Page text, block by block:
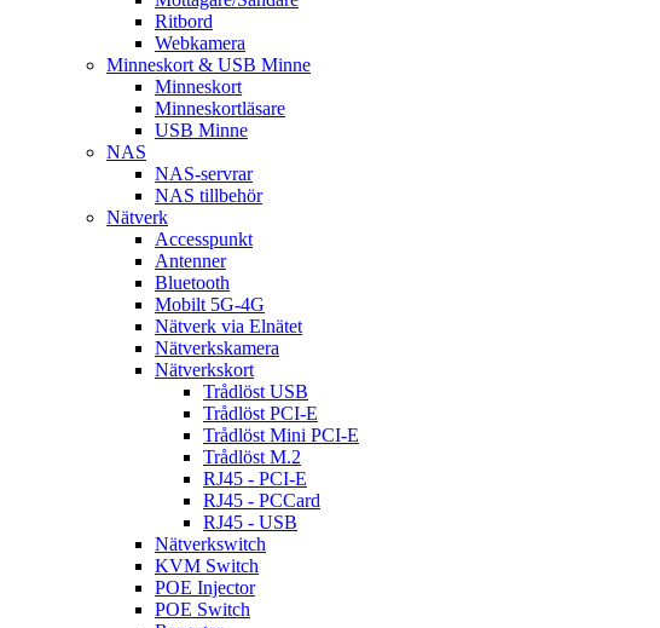
Ritbord
Webkamera
Minneskort & USB Minne
Minneskort
Minneskortläsare
USB Minne
NAS
NAS-servrar
NAS tillbehör
Nätverk
Accesspunkt
Antenner
Bluetooth
Mobilt 5G-4G
Nätverk via Elnätet
Nätverkskamera
Nätverkskort
Trådlöst USB
Trådlöst PCI-E
Trådlöst Mini PCI-E
Trådlöst M.2
RJ45 - PCI-E
RJ45 - PCCard
RJ45 - USB
Nätverkswitch
KVM Switch
POE Injector
POE Switch